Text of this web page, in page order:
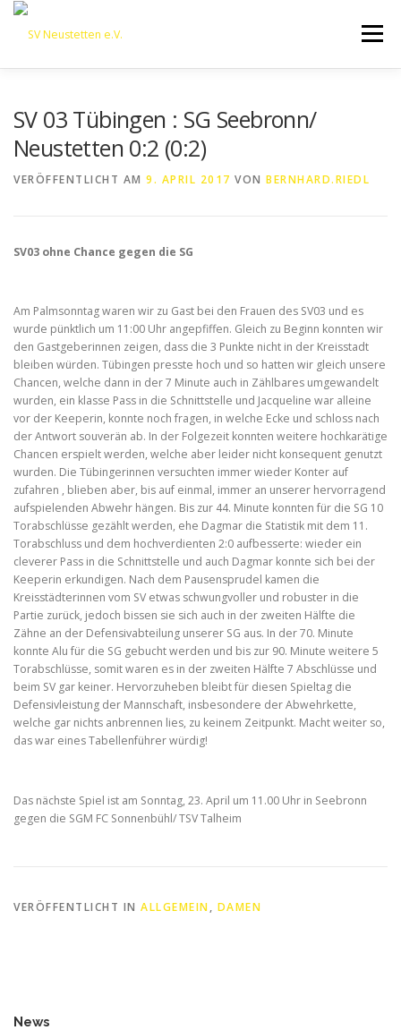
Zum
springen
Menü
SV 03 Tübingen : SG Seebronn/
Neustetten 0:2 (0:2)
VERÖFFENTLICHT AM 9. APRIL 2017 VON BERNHARD.RIEDL
SV03 ohne Chance gegen die SG
Am Palmsonntag waren wir zu Gast bei den Frauen des SV03 und es
wurde pünktlich um 11:00 Uhr angepfiffen. Gleich zu Beginn konnten wir
den Gastgeberinnen zeigen, dass die 3 Punkte nicht in der Kreisstadt
bleiben würden. Tübingen presste hoch und so hatten wir gleich unsere
Chancen, welche dann in der 7 Minute auch in Zählbares umgewandelt
wurden, ein klasse Pass in die Schnittstelle und Jacqueline war alleine
vor der Keeperin, konnte noch fragen, in welche Ecke und schloss nach
der Antwort souverän ab. In der Folgezeit konnten weitere hochkarätige
Chancen erspielt werden, welche aber leider nicht konsequent genutzt
wurden. Die Tübingerinnen versuchten immer wieder Konter auf
zufahren , blieben aber, bis auf einmal, immer an unserer hervorragend
aufspielenden Abwehr hängen. Bis zur 44. Minute konnten für die SG 10
Torabschlüsse gezählt werden, ehe Dagmar die Statistik mit dem 11.
Torabschluss und dem hochverdienten 2:0 aufbesserte: wieder ein
cleverer Pass in die Schnittstelle und auch Dagmar konnte sich bei der
Keeperin erkundigen. Nach dem Pausensprudel kamen die
Kreisstädterinnen vom SV etwas schwungvoller und robuster in die
Partie zurück, jedoch bissen sie sich auch in der zweiten Hälfte die
Zähne an der Defensivabteilung unserer SG aus. In der 70. Minute
konnte Alu für die SG gebucht werden und bis zur 90. Minute weitere 5
Torabschlüsse, somit waren es in der zweiten Hälfte 7 Abschlüsse und
beim SV gar keiner. Hervorzuheben bleibt für diesen Spieltag die
Defensivleistung der Mannschaft, insbesondere der Abwehrkette,
welche gar nichts anbrennen lies, zu keinem Zeitpunkt. Macht weiter so,
das war eines Tabellenführer würdig!
Das nächste Spiel ist am Sonntag, 23. April um 11.00 Uhr in Seebronn
gegen die SGM FC Sonnenbühl/ TSV Talheim
VERÖFFENTLICHT IN ALLGEMEIN, DAMEN
News